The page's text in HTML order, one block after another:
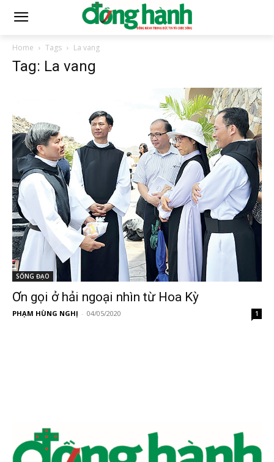
Home Tags La vang
Tag: La vang
SỐNG ĐẠO
Ơn gọi ở hải ngoại nhìn từ Hoa Kỳ
PHẠM HÙNG NGHỊ - 04/05/2020 1